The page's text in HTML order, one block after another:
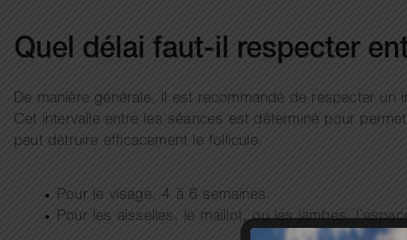
Quel délai faut-il respecter
De manière générale, il est recommandé de respecter un
Cet intervalle entre les séances est déterminé pour
peut détruire efficacement le follicule.
Pour le visage, 4 à 6 semaines.
Pour les aisselles, le maillot, ou les jambes,